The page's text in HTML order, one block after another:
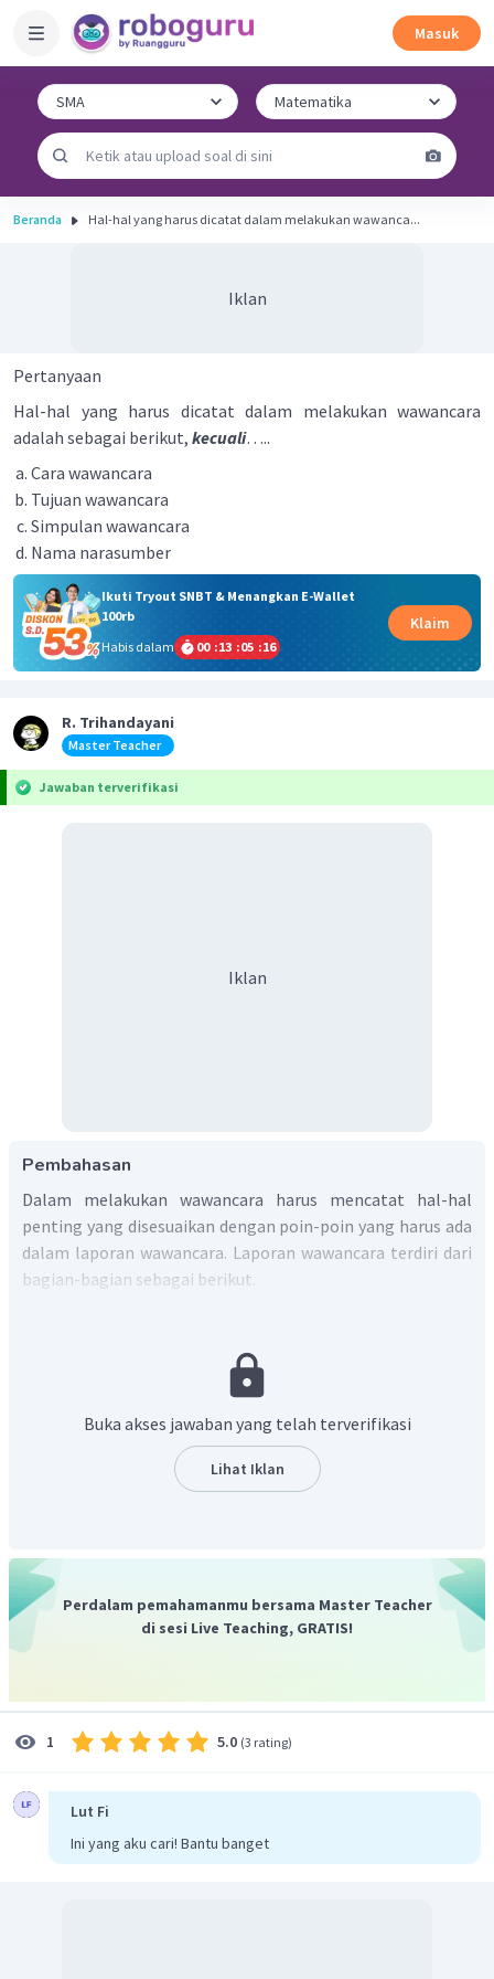
Masuk
Beranda Hal-hal yang harus dicatat dalam melakukan wawanca...
Iklan
Pertanyaan
Hal-hal yang harus dicatat dalam melakukan wawancara
adalah sebagai berikut, kecuali…..
Cara wawancara
Tujuan wawancara
Simpulan wawancara
Nama narasumber
Ikuti Tryout SNBT & Menangkan E-Wallet
100rb
Habis dalam
00 :13 :05 :15
Klaim
R. Trihandayani
Master Teacher
Jawaban terverifikasi
Iklan
Pembahasan
Dalam melakukan wawancara harus mencatat hal-hal
penting yang disesuaikan dengan poin-poin yang harus ada
dalam laporan wawancara. Laporan wawancara terdiri dari
bagian-bagian sebagai berikut.
Tema atau topik wawancara.
Tujuan atau maksud dari wawancara.
Ringkasan isi wawancara.
Dengan demikian, jawaban yang tepat adalah A
Buka akses jawaban yang telah terverifikasi
Lihat Iklan
Perdalam pemahamanmu bersama Master Teacher
di sesi Live Teaching, GRATIS!
1 5.0 (3 rating)
Lut Fi
Ini yang aku cari! Bantu banget